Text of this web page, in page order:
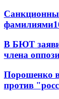
фамилиями
В БЮТ
члена
Порошенко
против